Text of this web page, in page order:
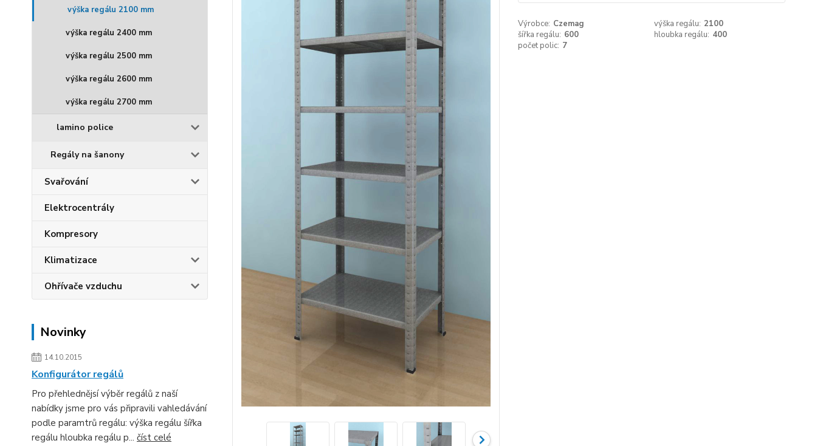
výška regálu 2100 mm
výška regálu 2400 mm
výška regálu 2500 mm
výška regálu 2600 mm
výška regálu 2700 mm
lamino police
Regály na šanony
Svařování
Elektrocentrály
Kompresory
Klimatizace
Ohřívače vzduchu
Novinky
14.10.2015
Konfigurátor regálů
Pro přehlednějsí výběr regálů z naší
nabídky jsme pro vás připravili vahledávání
podle paramtrů regálu: výška regálu šířka
regálu hloubka regálu p... číst celé
Výrobce: Czemag výška regálu: 2100
šířka regálu: 600 hloubka regálu: 400
počet polic: 7